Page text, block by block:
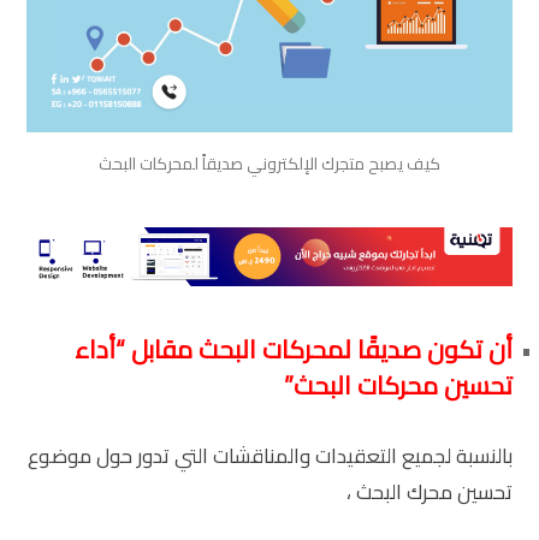
كيف يصبح متجرك الإلكتروني صديقاً لمحركات البحث
أن تكون صديقًا لمحركات البحث مقابل “أداء
تحسين محركات البحث”
بالنسبة لجميع التعقيدات والمناقشات التي تدور حول موضوع
تحسين محرك البحث ،